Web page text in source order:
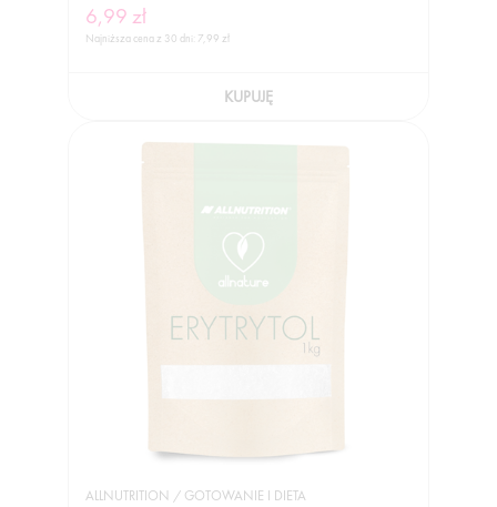
6,99 zł
Najniższa cena z 30 dni: 7,99 zł
KUPUJĘ
ALLNUTRITION / GOTOWANIE I DIETA